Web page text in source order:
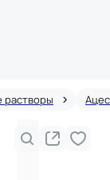
растворы